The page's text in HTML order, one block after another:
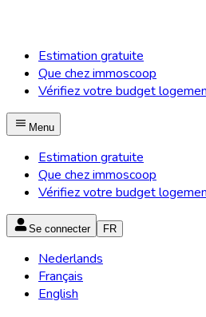
Estimation gratuite
Que chez immoscoop
Vérifiez votre budget
Menu
Estimation gratuite
Que chez immoscoop
Vérifiez votre budget
Se connecter FR
Nederlands
Français
English